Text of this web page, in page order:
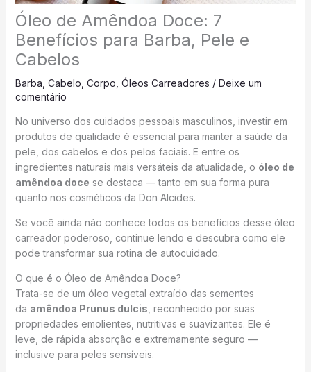
Óleo de Amêndoa Doce: 7
Benefícios para Barba, Pele e
Cabelos
Barba Cabelo Corpo Óleos Carreadores / Deixe um
comentário
No universo dos cuidados pessoais masculinos, investir em
produtos de qualidade é essencial para manter a saúde da
pele, dos cabelos e dos pelos faciais. E entre os
ingredientes naturais mais versáteis da atualidade, o óleo de
amêndoa doce se destaca — tanto em sua forma pura
quanto nos cosméticos da Don Alcides.
Se você ainda não conhece todos os benefícios desse óleo
carreador poderoso, continue lendo e descubra como ele
pode transformar sua rotina de autocuidado.
O que é o Óleo de Amêndoa Doce?
Trata-se de um óleo vegetal extraído das sementes
da amêndoa Prunus dulcis , reconhecido por suas
propriedades emolientes, nutritivas e suavizantes. Ele é
leve, de rápida absorção e extremamente seguro —
inclusive para peles sensíveis.